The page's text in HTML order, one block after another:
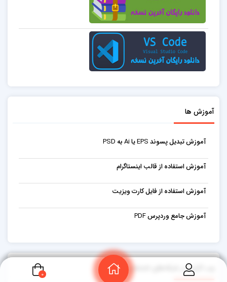
آموزش ها
آموزش تبدیل پسوند EPS یا Ai به PSD
آموزش استفاده از قالب اینستاگرام
آموزش استفاده از فایل کارت ویزیت
آموزش جامع وردپرس PDF
وب کاران در شبکه‌های اجتماعی
0